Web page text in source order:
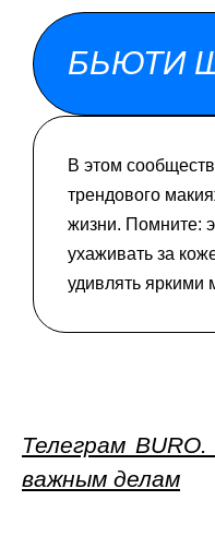
БЬЮТИ
В этом
трендового
жизни. Помните:
ухаживать за
удивлять яркими
Телеграм
важным делам